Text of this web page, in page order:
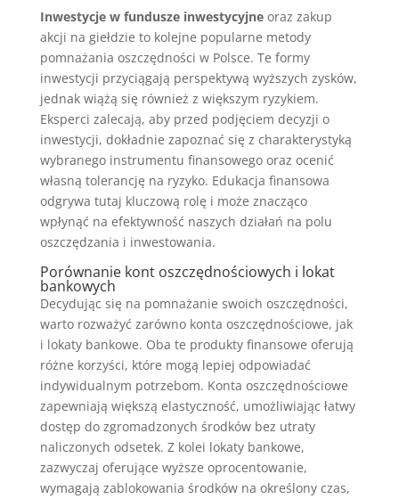
Inwestycje w fundusze inwestycyjneoraz zakup
akcji na giełdzie to kolejne popularne metody
pomnażania oszczędności w Polsce. Te formy
inwestycji przyciągają perspektywą wyższych zysków,
jednak wiążą się również z większym ryzykiem.
Eksperci zalecają, aby przed podjęciem decyzji o
inwestycji, dokładnie zapoznać się z charakterystyką
wybranego instrumentu finansowego oraz ocenić
własną tolerancję na ryzyko. Edukacja finansowa
odgrywa tutaj kluczową rolę i może znacząco
wpłynąć na efektywność naszych działań na polu
oszczędzania i inwestowania.
Porównanie kont oszczędnościowych i lokat
bankowych
Decydując się na pomnażanie swoich oszczędności,
warto rozważyć zarówno konta oszczędnościowe, jak
i lokaty bankowe. Oba te produkty finansowe oferują
różne korzyści, które mogą lepiej odpowiadać
indywidualnym potrzebom. Konta oszczędnościowe
zapewniają większą elastyczność, umożliwiając łatwy
dostęp do zgromadzonych środków bez utraty
naliczonych odsetek. Z kolei lokaty bankowe,
zazwyczaj oferujące wyższe oprocentowanie,
wymagają zablokowania środków na określony czas,